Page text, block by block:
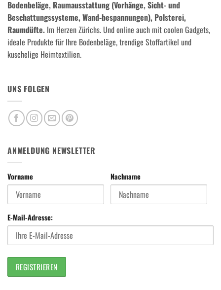
Bodenbeläge, Raumausstattung (Vorhänge, Sicht- und
Beschattungssysteme, Wand-bespannungen), Polsterei,
Raumdüfte. Im Herzen Zürichs. Und online auch mit coolen Gadgets,
ideale Produkte für Ihre Bodenbeläge, trendige Stoffartikel und
kuschelige Heimtextilien.
UNS FOLGEN
ANMELDUNG NEWSLETTER
Vorname Nachname
E-Mail-Adresse: